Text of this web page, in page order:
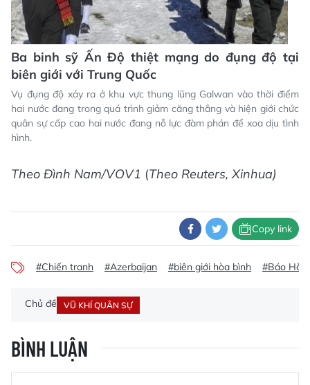
Ba binh sỹ Ấn Độ thiệt mạng do đụng độ tại
biên giới với Trung Quốc
Vụ đụng độ xảy ra ở khu vực thung lũng Galwan vào thời điểm
hai nước đang trong quá trình giảm căng thẳng và hiện giới chức
quân sự cấp cao hai nước đang nỗ lực đàm phán để xoa dịu tình
hình.
Theo Đình Nam/VOV1 (Theo Reuters, Xinhua)
Copy link
#Chiến tranh #Azerbaijan #biên giới hòa bình #Báo Hà
Chủ đề VŨ KHÍ QUÂN SỰ
BÌNH LUẬN